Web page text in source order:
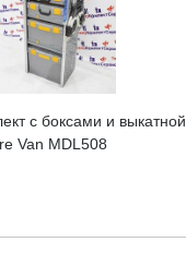
с боксами и выкатной
Van MDL508